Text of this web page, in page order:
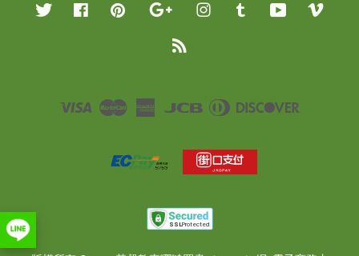
Twitter Facebook Pinterest Google InstagramTumblr YouTube
Visa Master
American
JCB
Diners